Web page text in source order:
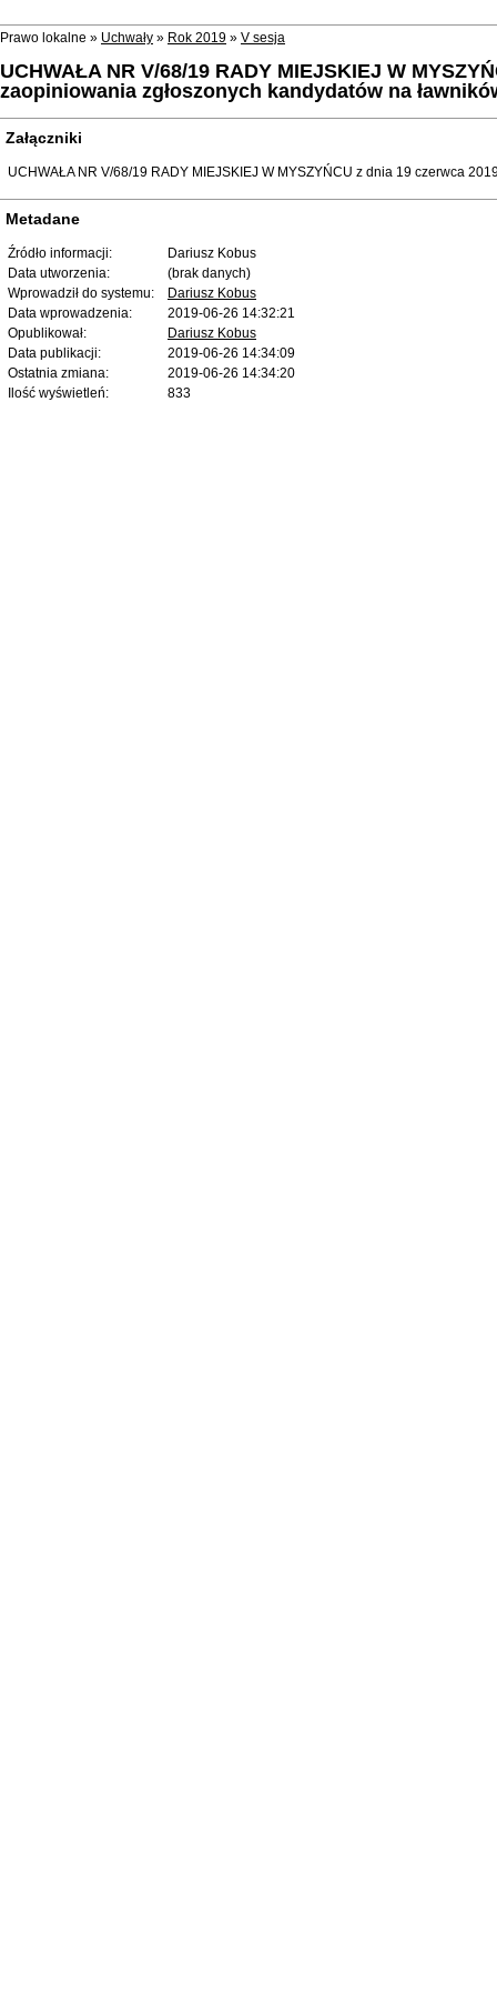
Prawo lokalne » Uchwały » Rok 2019 » V sesja
UCHWAŁA NR V/68/19 RADY MIEJSKIEJ W
zaopiniowania zgłoszonych kandydatów na
Załączniki
UCHWAŁA NR V/68/19 RADY MIEJSKIEJ W MYSZYŃCU z dnia 19 czerwca
Metadane
Źródło informacji:
Dariusz Kobus
Data utworzenia:
(brak danych)
Wprowadził do systemu:
Dariusz Kobus
Data wprowadzenia:
2019-06-26 14:32:21
Opublikował:
Dariusz Kobus
Data publikacji:
2019-06-26 14:34:09
Ostatnia zmiana:
2019-06-26 14:34:20
Ilość wyświetleń:
833